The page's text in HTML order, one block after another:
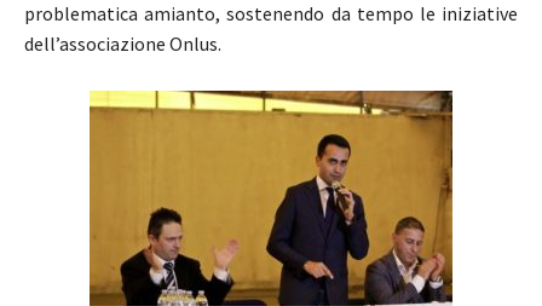
problematica amianto, sostenendo da tempo le iniziative
dell’associazione Onlus.